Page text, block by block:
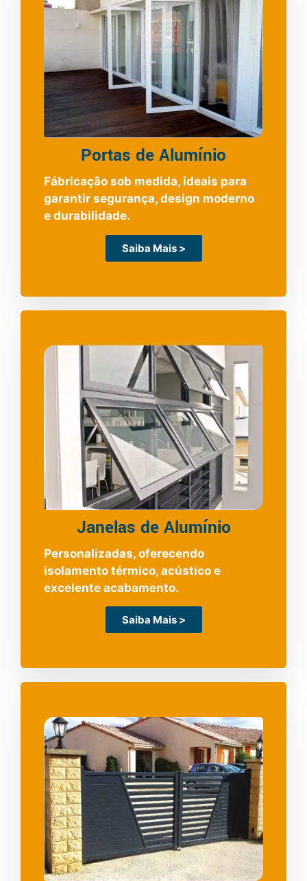
Portas de Alumínio
Fábricação sob medida, ideais para
garantir segurança, design moderno
e durabilidade.
Saiba Mais >
Janelas de Alumínio
Personalizadas, oferecendo
isolamento térmico, acústico e
excelente acabamento.
Saiba Mais >